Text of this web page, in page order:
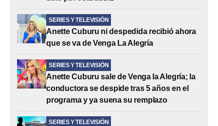
SERIES Y TELEVISIÓN
Anette Cuburu ni despedida recibió ahora
que se va de Venga La Alegría
SERIES Y TELEVISIÓN
Anette Cuburu sale de Venga la Alegría; la
conductora se despide tras 5 años en el
programa y ya suena su remplazo
SERIES Y TELEVISIÓN